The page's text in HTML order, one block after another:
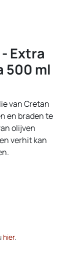
Extra
500 ml
van Cretan
en braden te
olijven
verhit kan
hier.